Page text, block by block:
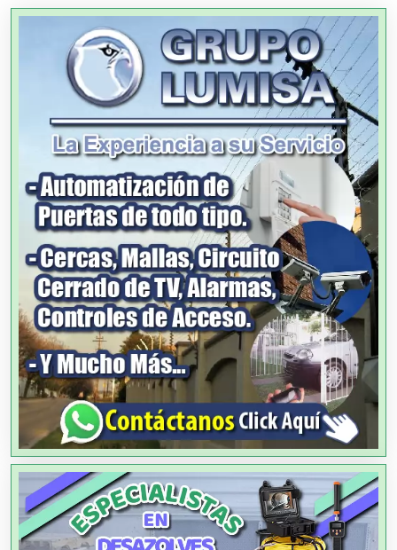
Agencias de Cobranza
Agencias de Colocación
Agencias de Modelos
Agencias de Publicidad
Agencias de Viajes
Agricultores
Agricultura y Ganadería
Agua Purificada
Aire Acondicionado